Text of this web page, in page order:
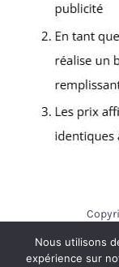
Nous utilisons
expérience sur